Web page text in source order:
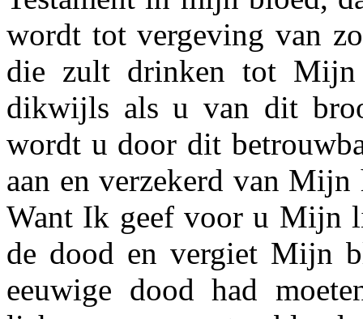
wordt tot vergeving van
die zult drinken tot Mijn
dikwijls als u van dit
wordt u door dit
aan en verzekerd van
Want Ik geef voor u Mijn
de dood en vergiet Mijn
eeu­wige dood had